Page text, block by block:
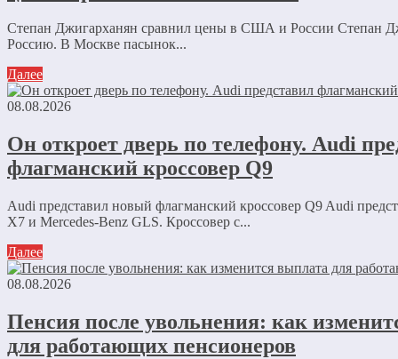
Степан Джигарханян сравнил цены в США и России Степан
Россию. В Москве пасынок...
Далее
08.08.2026
Он откроет дверь по телефону. Audi
флагманский кроссовер Q9
Audi представил новый флагманский кроссовер Q9 Audi
X7 и Mercedes-Benz GLS. Кроссовер с...
Далее
08.08.2026
Пенсия после увольнения: как
для работающих пенсионеров